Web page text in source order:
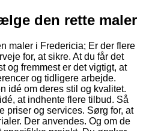
den rette maler
maler i Fredericia; Er der flere
for, at sikre. At du får det
og fremmest er det vigtigt, at
og tidligere arbejde.
idé om deres stil og kvalitet.
at indhente flere tilbud. Så
priser og services. Sørg for, at
Der anvendes. Og om de